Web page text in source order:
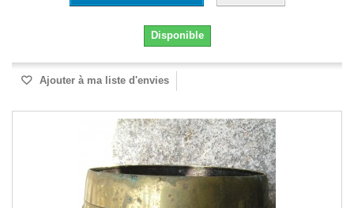
Disponible
Ajouter à ma liste d'envies